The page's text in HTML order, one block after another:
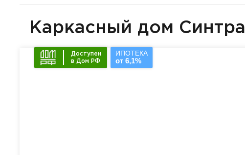
Каркасный дом Синтра
Доступен
в Дом РФ
ИПОТЕКА
от 6,1%